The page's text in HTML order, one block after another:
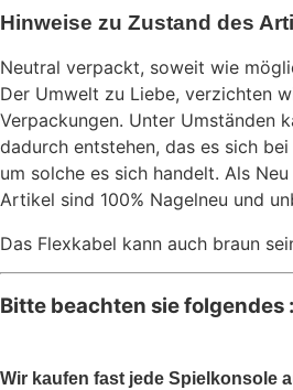
Hinweise zu Zustand des
Neutral verpackt, soweit wie
Der Umwelt zu Liebe, verzichten
Verpackungen. Unter Umständen
dadurch entstehen, das es sich
um solche es sich handelt. Als
Artikel sind 100% Nagelneu und
Das Flexkabel kann auch braun
Bitte beachten sie folgendes :
Wir kaufen fast jede Spielkonsole